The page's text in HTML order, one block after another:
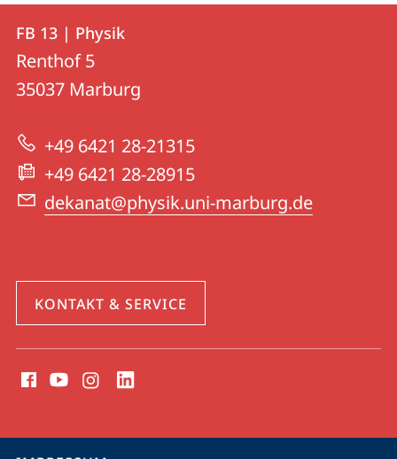
Kontakt
und
Informationen
zur
Website
Kontaktinformationen
FB
13
Physik
FB 13 | Physik
Renthof 5
35037 Marburg
+49 6421 28-21315
+49 6421 28-28915
dekanat@physik.uni-marburg.de
KONTAKT & SERVICE
Media